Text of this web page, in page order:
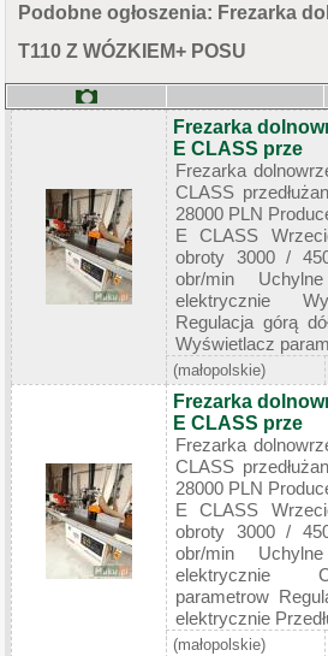
Podobne ogłoszenia: Frezarka
T110 Z WÓZKIEM+ POSU
Frezarka
E CLASS prze
Frezarka
CLASS
28000 PLN
E CLASS
obroty 3000 /
obr/min
elektrycznie
Regulacja górą
Wyświetlacz
(małopolskie)
Frezarka
E CLASS prze
Frezarka
CLASS
28000 PLN
E CLASS
obroty 3000 /
obr/min
elektrycznie
parametrow
elektrycznie
(małopolskie)